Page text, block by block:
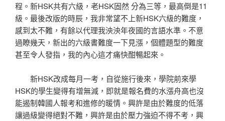
程。新HSK共有六級，老HSK固然 分為三等，最高倒是11
級。最後改版的時辰，我非常望不上新HSK六級的難度，
感到太不難，有餘以代理我泱泱年夜國的言語水準。不意
過瞭幾天，新出的六級書難度一下見漲，個體題型的難度
甚至令人發指，我的內心這才痛快酣暢起來。
新HSK改成每月一考，自從施行後來，學院前來學
HSK的學生變得有增無減，即就是報名費的水漲舟高也沒
能遏制韓國人報考和進修的暖情。興許是由於難度的低落
讓過級變得絕對不難，興許是由於壓力強迫不得不考，興